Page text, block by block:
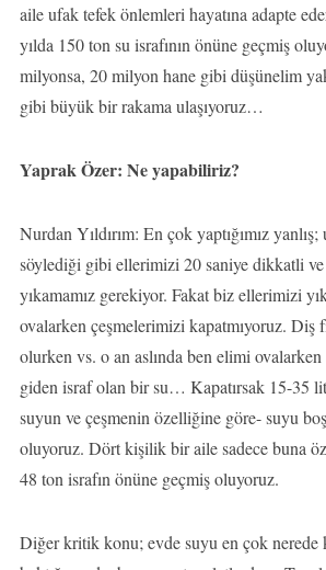
aile ufak tefek önlemleri hayatına adapte
yılda 150 ton su israfının önüne geçmiş
milyonsa, 20 milyon hane gibi düşünelim
gibi büyük bir rakama ulaşıyoruz…
Yaprak Özer: Ne yapabiliriz?
Nurdan Yıldırım: En çok yaptığımız yanlış;
söylediği gibi ellerimizi 20 saniye dikkatli
yıkamamız gerekiyor. Fakat biz ellerimizi
ovalarken çeşmelerimizi kapatmıyoruz. Diş
olurken vs. o an aslında ben elimi ovalarken
giden israf olan bir su… Kapatırsak 15-35
suyun ve çeşmenin özelliğine göre- suyu
oluyoruz. Dört kişilik bir aile sadece buna
48 ton israfın önüne geçmiş oluyoruz.
Diğer kritik konu; evde suyu en çok nerede